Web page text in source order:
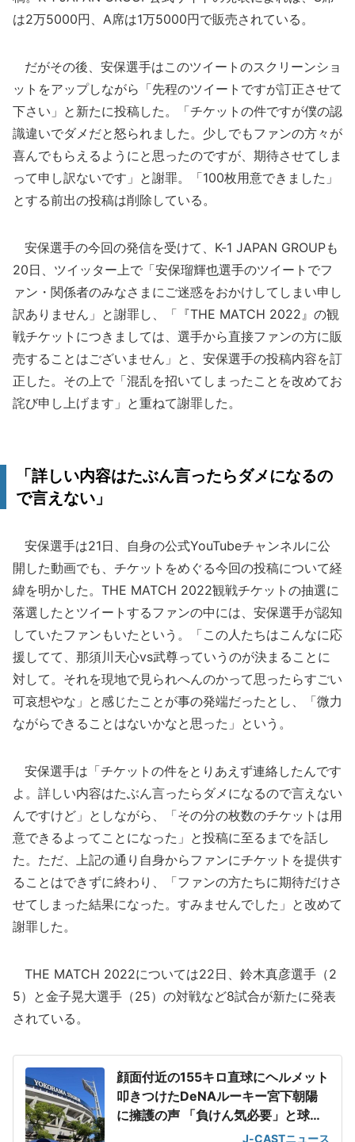
は2万5000円、A席は1万5000円で販売されている。
だがその後、安保選手はこのツイートのスクリーンショ
ットをアップしながら「先程のツイートですが訂正させて
下さい」と新たに投稿した。「チケットの件ですが僕の認
識違いでダメだと怒られました。少しでもファンの方々が
喜んでもらえるようにと思ったのですが、期待させてしま
って申し訳ないです」と謝罪。「100枚用意できました」
とする前出の投稿は削除している。
安保選手の今回の発信を受けて、K-1 JAPAN GROUPも
20日、ツイッター上で「安保瑠輝也選手のツイートでフ
ァン・関係者のみなさまにご迷惑をおかけしてしまい申し
訳ありません」と謝罪し、「『THE MATCH 2022』の観
戦チケットにつきましては、選手から直接ファンの方に販
売することはございません」と、安保選手の投稿内容を訂
正した。その上で「混乱を招いてしまったことを改めてお
詫び申し上げます」と重ねて謝罪した。
「詳しい内容はたぶん言ったらダメになるの
で言えない」
安保選手は21日、自身の公式YouTubeチャンネルに公
開した動画でも、チケットをめぐる今回の投稿について経
緯を明かした。THE MATCH 2022観戦チケットの抽選に
落選したとツイートするファンの中には、安保選手が認知
していたファンもいたという。「この人たちはこんなに応
援してて、那須川天心vs武尊っていうのが決まることに
対して。それを現地で見られへんのかって思ったらすごい
可哀想やな」と感じたことが事の発端だったとし、「微力
ながらできることはないかなと思った」という。
安保選手は「チケットの件をとりあえず連絡したんです
よ。詳しい内容はたぶん言ったらダメになるので言えない
んですけど」としながら、「その分の枚数のチケットは用
意できるよってことになった」と投稿に至るまでを話し
た。ただ、上記の通り自身からファンにチケットを提供す
ることはできずに終わり、「ファンの方たちに期待だけさ
せてしまった結果になった。すみませんでした」と改めて
謝罪した。
THE MATCH 2022については22日、鈴木真彦選手（2
5）と金子晃大選手（25）の対戦など8試合が新たに発表
されている。
顔面付近の155キロ直球にヘルメット
叩きつけたDeNAルーキー宮下朝陽
に擁護の声 「負けん気必要」と球団
J-CASTニュース